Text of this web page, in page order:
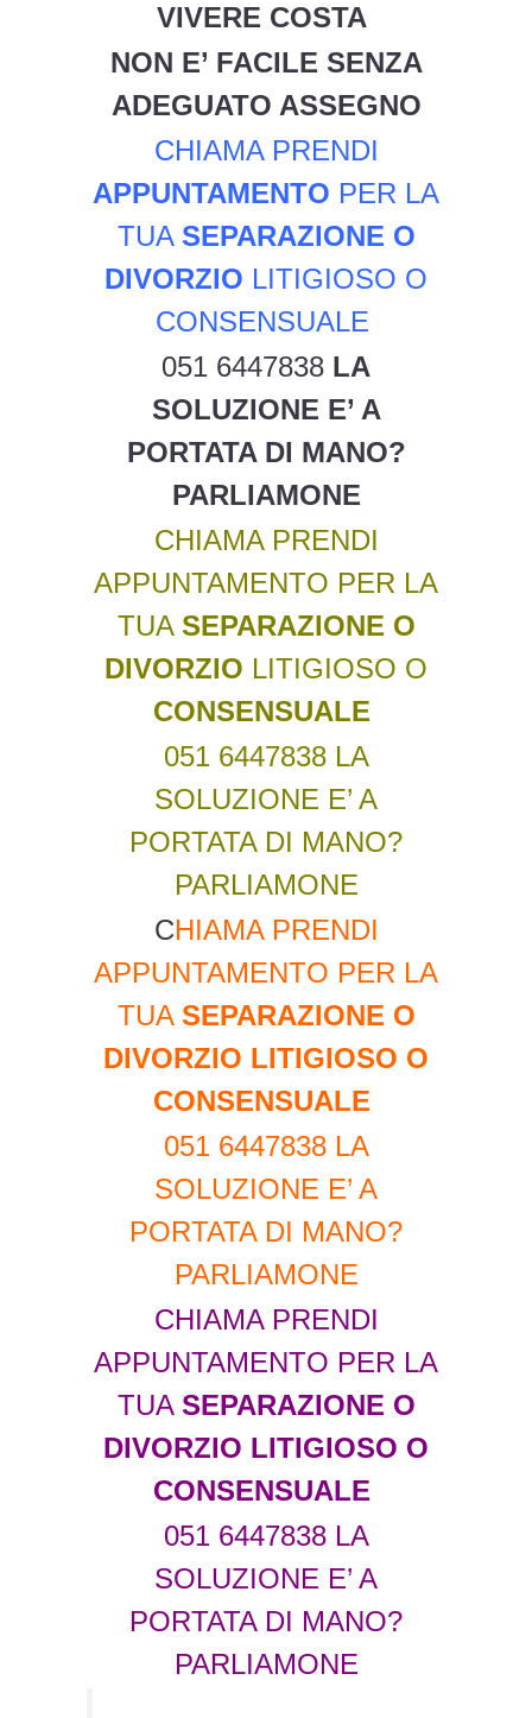
VIVERE COSTA
NON E’ FACILE SENZA
ADEGUATO ASSEGNO
CHIAMA PRENDI
APPUNTAMENTO PER LA
TUA SEPARAZIONE O
DIVORZIO LITIGIOSO O
CONSENSUALE
051 6447838 LA
SOLUZIONE E’ A
PORTATA DI MANO?
PARLIAMONE
CHIAMA PRENDI
APPUNTAMENTO PER LA
TUA SEPARAZIONE O
DIVORZIO LITIGIOSO O
CONSENSUALE
051 6447838 LA
SOLUZIONE E’ A
PORTATA DI MANO?
PARLIAMONE
CHIAMA PRENDI
APPUNTAMENTO PER LA
TUA SEPARAZIONE O
DIVORZIO LITIGIOSO O
CONSENSUALE
051 6447838 LA
SOLUZIONE E’ A
PORTATA DI MANO?
PARLIAMONE
CHIAMA PRENDI
APPUNTAMENTO PER LA
TUA SEPARAZIONE O
DIVORZIO LITIGIOSO O
CONSENSUALE
051 6447838 LA
SOLUZIONE E’ A
PORTATA DI MANO?
PARLIAMONE